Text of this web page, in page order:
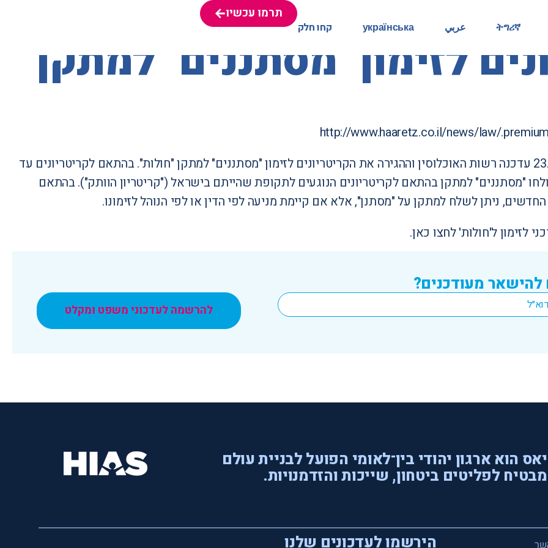
ትግሪኛ عربي українська קחו חלק
תרמו עכשיו
ትግሪኛ عربي українська קחו חלק
תרמו עכשיו
לזימון "מסתננים" למתקן
http://www.haaretz.co.il/news/law/
ביום 23.8.2015 עדכנה רשות האוכלוסין וההגירה את הקריטריונים לזימון "מסתננים" למתקן "חולות". בהתאם לקריטריונים עד
"מסתננים" למתקן בהתאם לקריטריונים הנוגעים לתקופת שהייתם בישראל ("קריטריון הוותק"). בהתאם
החדשים, ניתן לשלח למתקן על "מסתנן", אלא אם קיימת מניעה לפי הדין או לפי הנוהל לזימונו.
לזימון ל'חולות'לחצו כאן.
להישאר מעודכנים?
להרשמה לעדכוני משפט ומקלט
הוא ארגון יהודי בין־לאומי הפועל לבניית עולם
לפליטים ביטחון, שייכות והזדמנויות.
הירשמו לעדכונים שלנו